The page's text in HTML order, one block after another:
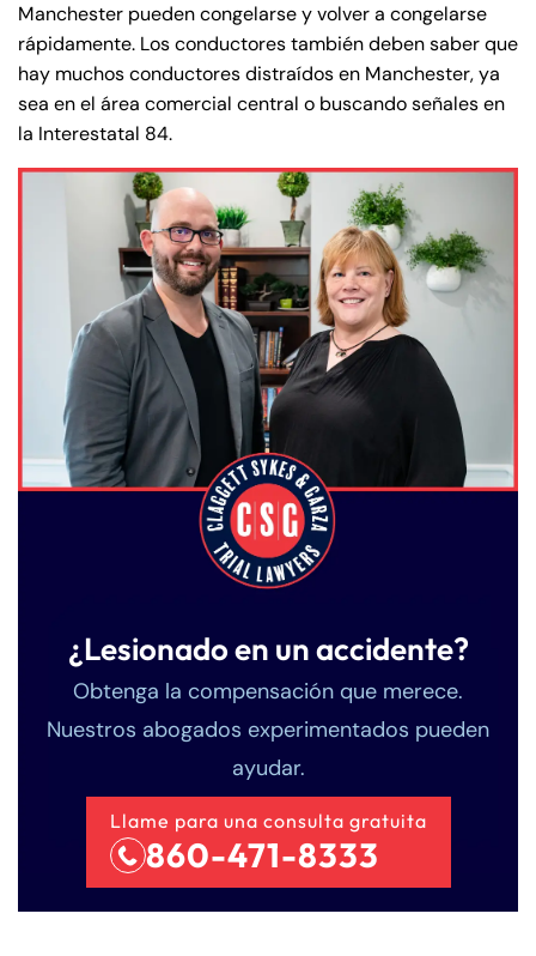
Manchester pueden congelarse y volver a congelarse
rápidamente. Los conductores también deben saber que
hay muchos conductores distraídos en Manchester, ya
sea en el área comercial central o buscando señales en
la Interestatal 84.
¿Lesionado en un accidente?
Obtenga la compensación que merece.
Nuestros abogados experimentados pueden
ayudar.
Llame para una consulta gratuita
860-471-8333